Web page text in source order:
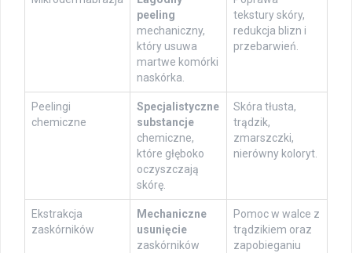
peeling
mechaniczny,
który usuwa
martwe komórki
naskórka.
tekstury skóry,
redukcja blizn i
przebarwień.
Peelingi
chemiczne
Specjalistyczne
substancje
chemiczne,
które głęboko
oczyszczają
skórę.
Skóra tłusta,
trądzik,
zmarszczki,
nierówny koloryt.
Ekstrakcja
zaskórników
Mechaniczne
usunięcie
zaskórników
Pomoc w walce z
trądzikiem oraz
zapobieganiu